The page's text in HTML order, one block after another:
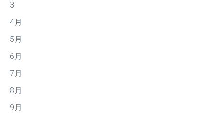
3
4月
5月
6月
7月
8月
9月